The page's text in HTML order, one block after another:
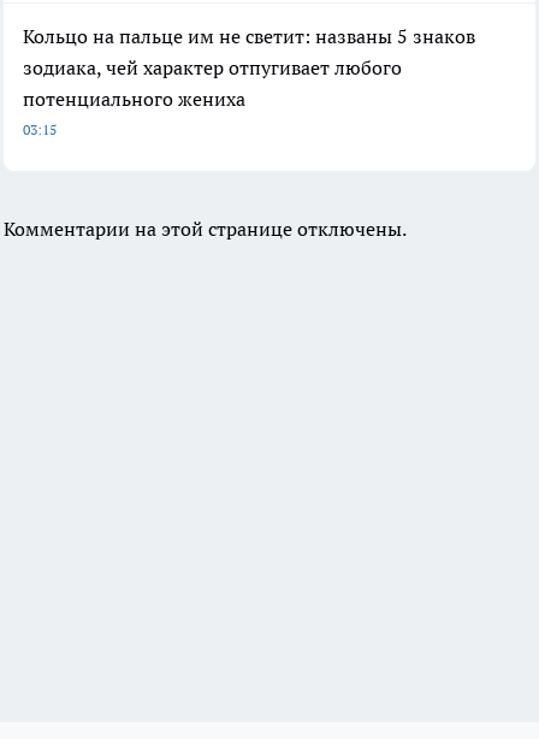
Кольцо на пальце им не светит: названы 5 знаков
зодиака, чей характер отпугивает любого
потенциального жениха
03:15
Комментарии на этой странице отключены.